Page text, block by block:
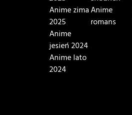
Anime zima
2025
Anime
jesień 2024
Anime lato
2024
Anime
romans